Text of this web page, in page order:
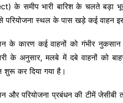
के समीप भारी बारिश के चलते बड़ा
परियोजना स्थल के पास खड़े कई
के कारण कई वाहनों को गंभीर नुकसान
के अनुसार, मलबे में दबे वाहनों को
शुरू कर दिया गया है।
और परियोजना प्रबंधन की टीमें जेसीबी